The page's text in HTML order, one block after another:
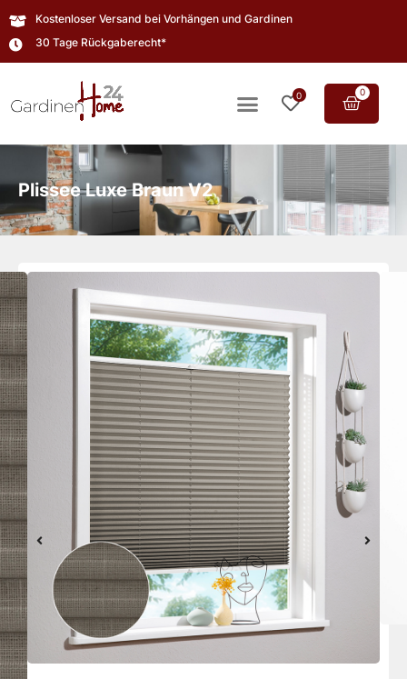
Kostenloser Versand bei Vorhängen und Gardinen
30 Tage Rückgaberecht*
0 0
Plissee Luxe Braun V2